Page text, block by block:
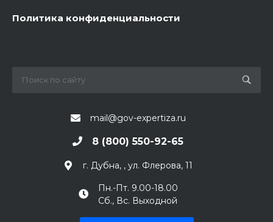
Политика конфиденциальности
mail@gov-expertiza.ru
8 (800) 550-92-65
г. Дубна, , ул. Флерова, 11
Пн.-Пт. 9.00-18.00
Сб., Вс. Выходной